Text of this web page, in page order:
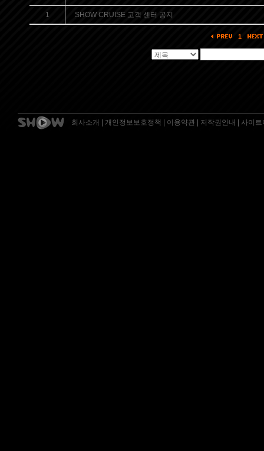
1 SHOW CRUISE 고객 센터 공지
1
회사소개 | 개인정보보호정책 | 이용약관 | 저작권안내 | 사이